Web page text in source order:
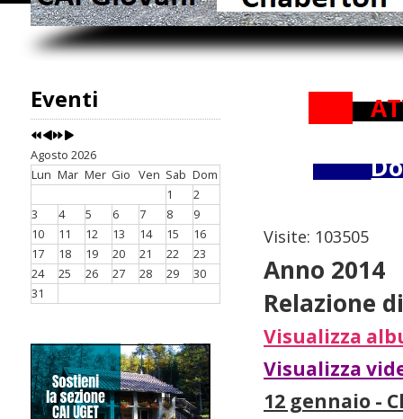
Eventi
Agosto 2026
Lun Mar Mer Gio Ven Sab Dom
1
2
3
4 5 6 7 8
9
10
11 12 13 14 15
16
17
18 19 20 21 22
23
24
25 26 27 28 29
30
31
Visite: 103505
Anno 2014
Relazione
Visualizza
Visualizza
12 gennaio -